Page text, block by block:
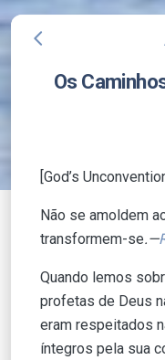
arrow_back_ios
Os
[God’s
Não se amoldem
transformem-se.—
Quando lemos
profetas de Deus
eram respeitados
íntegros pela sua